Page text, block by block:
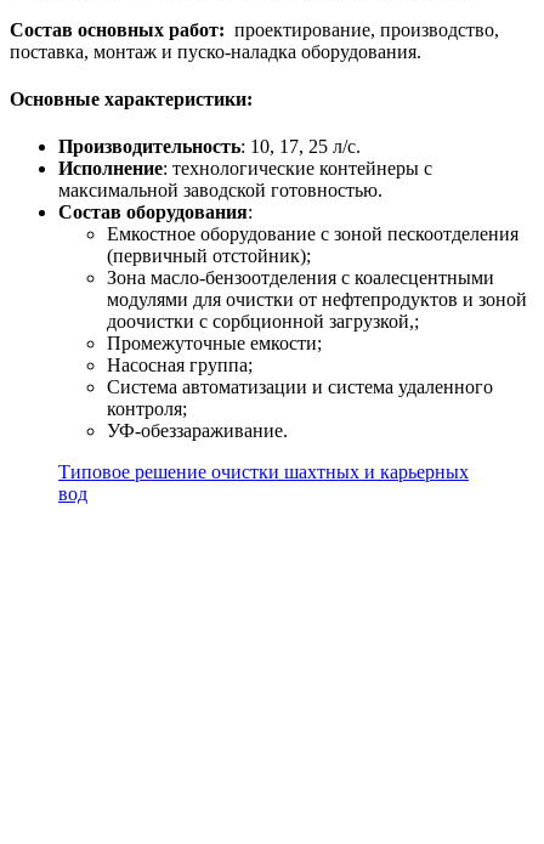
Состав основных работ: проектирование, производство,
поставка, монтаж и пуско-наладка оборудования.
Основные характеристики:
Производительность: 10, 17, 25 л/с.
Исполнение: технологические контейнеры с
максимальной заводской готовностью.
Состав оборудования:
Емкостное оборудование с зоной пескоотделения
(первичный отстойник);
Зона масло-бензоотделения с коалесцентными
модулями для очистки от нефтепродуктов и зоной
доочистки с сорбционной загрузкой,;
Промежуточные емкости;
Насосная группа;
Система автоматизации и система удаленного
контроля;
УФ-обеззараживание.
Типовое решение очистки шахтных и карьерных
вод